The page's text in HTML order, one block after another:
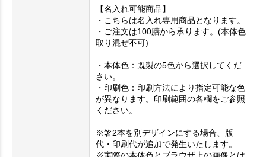
【名入れ可能商品】
・こちらは名入れ専用商品となります。
・ご注文は100膳から承ります。(本体色
取り混ぜ不可)
・本体色：既製の5色から選択してくだ
さい。
・印刷色：印刷方法により指定可能な色
が異なります。印刷範囲の各欄をご参照
ください。
※箸2本を別デザインにする場合、版
代・印刷代が追加で発生いたします。
※実際の本体色とブラウザ上の画像とは